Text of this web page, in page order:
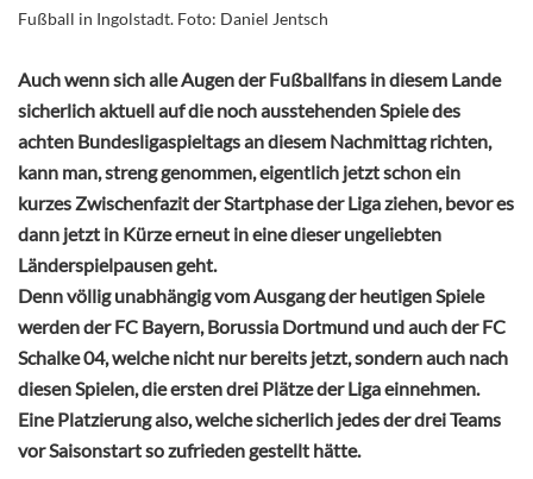
Fußball in Ingolstadt. Foto: Daniel Jentsch
Auch wenn sich alle Augen der Fußballfans in diesem Lande
sicherlich aktuell auf die noch ausstehenden Spiele des
achten Bundesligaspieltags an diesem Nachmittag richten,
kann man, streng genommen, eigentlich jetzt schon ein
kurzes Zwischenfazit der Startphase der Liga ziehen, bevor es
dann jetzt in Kürze erneut in eine dieser ungeliebten
Länderspielpausen geht.
Denn völlig unabhängig vom Ausgang der heutigen Spiele
werden der FC Bayern, Borussia Dortmund und auch der FC
Schalke 04, welche nicht nur bereits jetzt, sondern auch nach
diesen Spielen, die ersten drei Plätze der Liga einnehmen.
Eine Platzierung also, welche sicherlich jedes der drei Teams
vor Saisonstart so zufrieden gestellt hätte.